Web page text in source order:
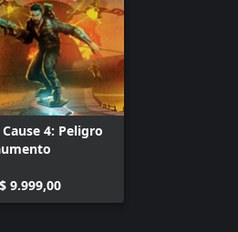
Cause 4: Peligro
9.999,00